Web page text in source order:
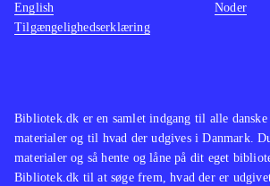
Bibliotek.dk er en samlet indgang til alle
materialer og til hvad der udgives i Danmark.
materialer og så hente og låne på dit eget
Bibliotek.dk til at søge frem, hvad der er
English
Tilgængelighedserklæring
Noder